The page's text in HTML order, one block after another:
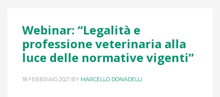
Webinar: “Legalità e
professione veterinaria alla
luce delle normative vigenti”
18 FEBBRAIO 2021 BY MARCELLO DONADELLI